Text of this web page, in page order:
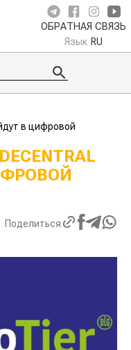
ОБРАТНАЯ СВЯЗЬ
Язык RU
в цифровой
Поделиться